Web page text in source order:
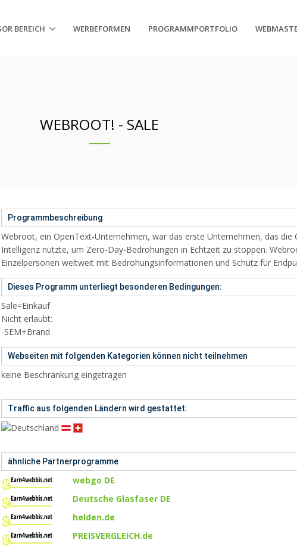
BEREICH WERBEFORMEN PROGRAMMPORTFOLIO
WEBROOT! - SALE
Programmbeschreibung
Webroot, ein OpenText-Unternehmen, war das erste Unternehmen, das die
Intelligenz nutzte, um Zero-Day-Bedrohungen in Echtzeit zu stoppen.
Einzelpersonen weltweit mit Bedrohungsinformationen und Schutz für
Dieses Programm unterliegt besonderen Bedingungen:
Sale=Einkauf
Nicht erlaubt:
-SEM+Brand
Webseiten mit folgenden Kategorien können nicht teilnehmen
keine Beschränkung eingetragen
Traffic aus folgenden Ländern wird gestattet:
ähnliche Partnerprogramme
webgo DE
Deutsche Glasfaser DE
helden.de
PREISVERGLEICH.de